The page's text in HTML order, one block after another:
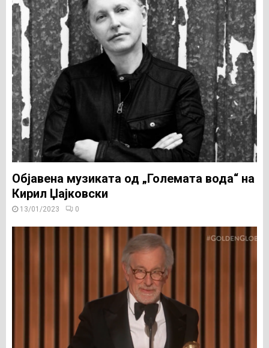
Објавена музиката од „Големата вода“ на
Кирил Џајковски
13/01/2023 0